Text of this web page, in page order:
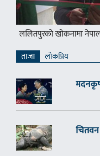
ललितपुरको खोकनामा
ताजा लाेकप्रिय